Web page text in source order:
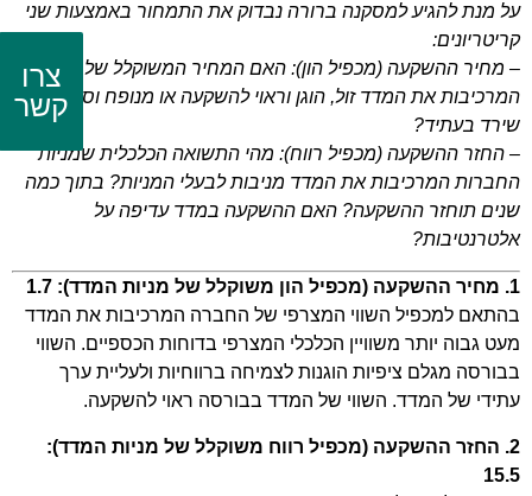
על מנת להגיע למסקנה ברורה נבדוק את התמחור באמצעות שני
קריטריונים:
– מחיר ההשקעה (מכפיל הון): האם המחיר המשוקלל של המניות
המרכיבות את המדד זול, הוגן וראוי להשקעה או מנופח וסביר
שירד בעתיד?
– החזר ההשקעה (מכפיל רווח): מהי התשואה הכלכלית שמניות
החברות המרכיבות את המדד מניבות לבעלי המניות? בתוך כמה
שנים תוחזר ההשקעה? האם ההשקעה במדד עדיפה על
אלטרנטיבות?
1. מחיר ההשקעה (מכפיל הון משוקלל של מניות המדד): 1.7
בהתאם למכפיל השווי המצרפי של החברה המרכיבות את המדד
מעט גבוה יותר משוויין הכלכלי המצרפי בדוחות הכספיים. השווי
בבורסה מגלם ציפיות הוגנות לצמיחה ברווחיות ולעליית ערך
עתידי של המדד. השווי של המדד בבורסה ראוי להשקעה.
2. החזר ההשקעה (מכפיל רווח משוקלל של מניות המדד):
15.5
צרו
קשר